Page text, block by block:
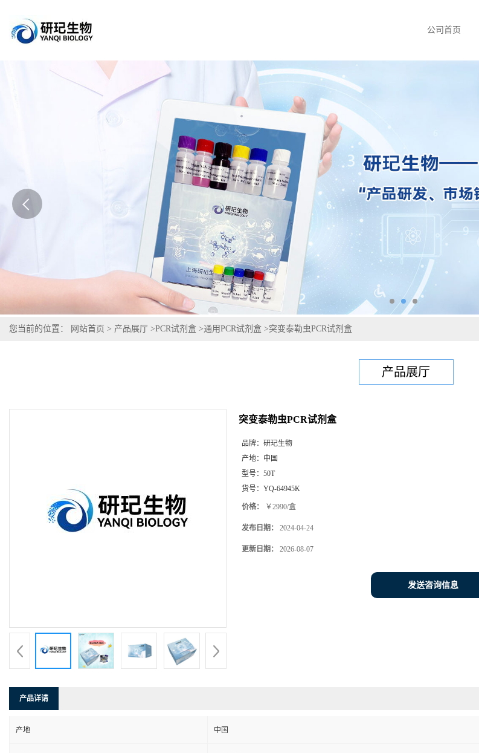
公司首页
您当前的位置： 网站首页 > 产品展厅 >PCR试剂盒 >通用PCR试剂盒 >突变泰勒虫PCR试剂盒
产品展厅
突变泰勒虫PCR试剂盒
品牌： 研玘生物
产地： 中国
型号： 50T
货号： YQ-64945K
价格： ￥2990/盒
发布日期： 2024-04-24
更新日期： 2026-08-07
发送咨询信息
产品详请
产地 中国